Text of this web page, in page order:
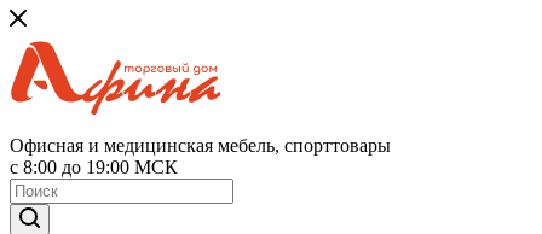
Офисная и медицинская мебель, спорттовары
с 8:00 до 19:00 МСК